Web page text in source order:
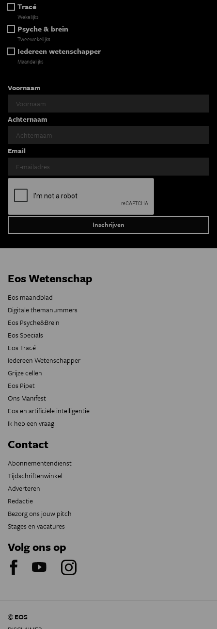
Tracé
Wekelijks
Psyche & brein
Tweewekelijks
Iedereen wetenschapper
Maandelijks
Voornaam
Achternaam
Email
Eos Wetenschap
Eos maandblad
Digitale themanummers
Eos Psyche&Brein
Eos Specials
Eos Tracé
Iedereen Wetenschapper
Grijze cellen
Eos Pipet
Ons Manifest
Eos en artificiële intelligentie
Ik heb een vraag
Contact
Abonnementendienst
Tijdschriftenwinkel
Adverteren
Redactie
Bezorg ons jouw pitch
Stages en vacatures
Volg ons op
© EOS